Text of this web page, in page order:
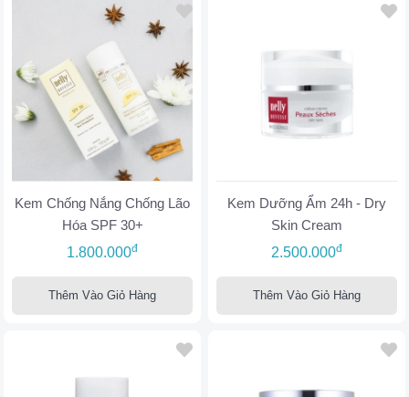
Kem Chống Nắng Chống Lão
Hóa SPF 30+
1.800.000đ
Thêm Vào Giỏ Hàng
Kem Dưỡng Ẩm 24h - Dry
Skin Cream
2.500.000đ
Thêm Vào Giỏ Hàng